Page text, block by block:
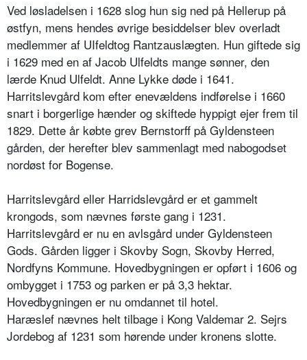
Ved løsladelsen i 1628 slog hun sig ned på Hellerup på
østfyn, mens hendes øvrige besiddelser blev overladt
medlemmer af UIfeldtog Rantzauslægten. Hun giftede sig
i 1629 med en af Jacob Ulfeldts mange sønner, den
lærde Knud Ulfeldt. Anne Lykke døde i 1641.
Harritslevgård kom efter enevældens indførelse i 1660
snart i borgerlige hænder og skiftede hyppigt ejer frem til
1829. Dette år købte grev Bernstorff på Gyldensteen
gården, der herefter blev sammenlagt med nabogodset
nordøst for Bogense.
Harritslevgård eller Harridslevgård er et gammelt
krongods, som nævnes første gang i 1231.
Harritslevgård er nu en avlsgård under Gyldensteen
Gods. Gården ligger i Skovby Sogn, Skovby Herred,
Nordfyns Kommune. Hovedbygningen er opført i 1606 og
ombygget i 1753 og parken er på 3,3 hektar.
Hovedbygningen er nu omdannet til hotel.
Haræslef nævnes helt tilbage i Kong Valdemar 2. Sejrs
Jordebog af 1231 som hørende under kronens slotte.